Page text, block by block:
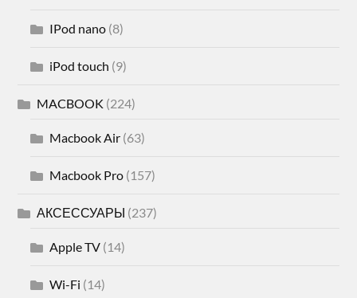
IPod nano (8)
iPod touch (9)
MACBOOK (224)
Macbook Air (63)
Macbook Pro (157)
АКСЕССУАРЫ (237)
Apple TV (14)
Wi-Fi (14)